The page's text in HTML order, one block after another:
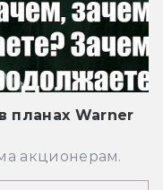
планах Warner
акционерам.